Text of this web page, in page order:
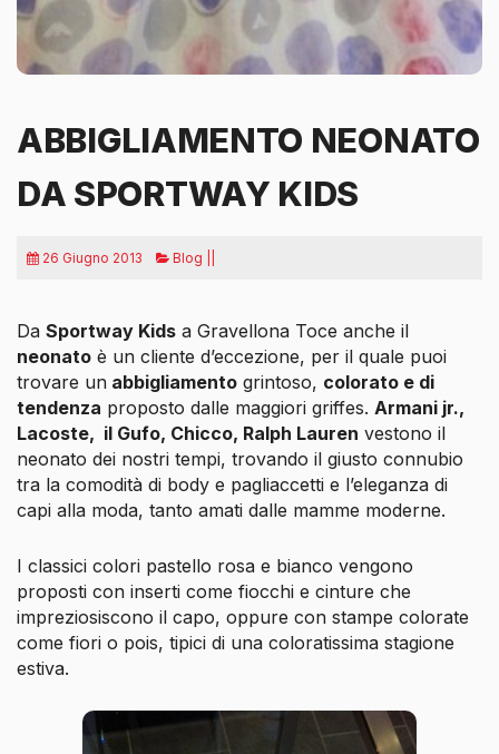
ABBIGLIAMENTO NEONATO
DA SPORTWAY KIDS
26 Giugno 2013 Blog ||
Da Sportway Kids a Gravellona Toce anche il
neonato è un cliente d’eccezione, per il quale puoi
trovare un abbigliamento grintoso, colorato e di
tendenza proposto dalle maggiori griffes. Armani jr.,
Lacoste, il Gufo, Chicco, Ralph Lauren vestono il
neonato dei nostri tempi, trovando il giusto connubio
tra la comodità di body e pagliaccetti e l’eleganza di
capi alla moda, tanto amati dalle mamme moderne.
I classici colori pastello rosa e bianco vengono
proposti con inserti come fiocchi e cinture che
impreziosiscono il capo, oppure con stampe colorate
come fiori o pois, tipici di una coloratissima stagione
estiva.